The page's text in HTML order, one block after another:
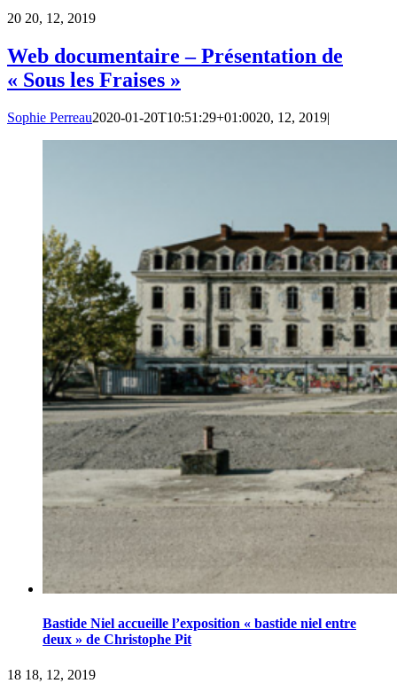
20 20, 12, 2019
Web documentaire – Présentation de
« Sous les Fraises »
Sophie Perreau2020-01-20T10:51:29+01:0020, 12, 2019|
Bastide Niel accueille l’exposition « bastide niel entre
deux » de Christophe Pit
18 18, 12, 2019